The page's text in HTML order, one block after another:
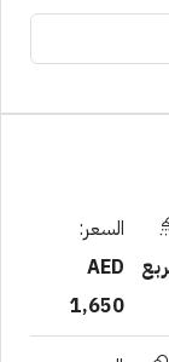
السعر:
AED
1,650